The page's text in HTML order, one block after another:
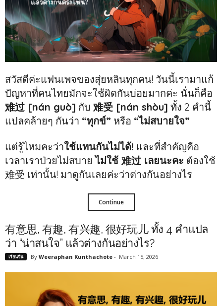
สวัสดีค่ะแฟนเพจของสุ่ยหลินทุกคน! วันนี้เรามาแก้
ปัญหาที่คนไทยมักจะใช้ผิดกันบ่อยมากค่ะ นั่นก็คือ
难过 [nán guò] กับ 难受 [nán shòu] ทั้ง 2 คำนี้
แปลคล้ายๆ กันว่า “ทุกข์” หรือ “ไม่สบายใจ”
แต่รู้ไหมคะว่าใช้แทนกันไม่ได้! และที่สำคัญคือ
เวลาเราป่วยไม่สบายไม่ใช้ 难过 เลยนะคะ ต้องใช้
难受 เท่านั้น! มาดูกันเลยค่ะว่าต่างกันอย่างไร
Continue
有意思, 有趣, 有兴趣, 很好玩儿 ทั้ง 4 คำแปล
ว่า “น่าสนใจ” แล้วต่างกันอย่างไร?
เรียนจีน By Weeraphan Kunthachote - March 15, 2026